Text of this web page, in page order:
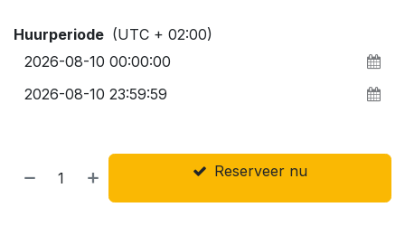
Huurperiode (UTC + 02:00)
Reserveer nu